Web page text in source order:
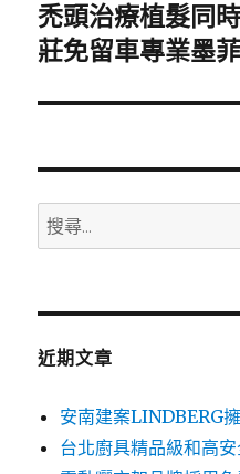
下
一
文
禿頭治療植髮同
莊免留車專業墨
搜
尋
鍵
近期文章
安南建案LINDBERG
台北廚具精品級和高